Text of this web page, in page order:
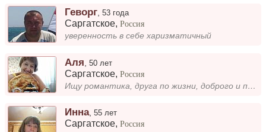
Геворг,53 года
Саргатское,Россия
уверенность в себе харизматичный
Аля ,50 лет
Саргатское,Россия
Ищу романтика, друга по жизни, доброго и порядочного, весёлого. и не менее серьёзного, что бы всё было по немногу, Люблю...
Инна,55 лет
Саргатское,Россия